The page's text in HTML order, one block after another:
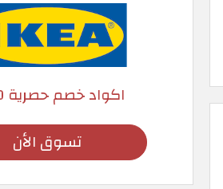
اكواد خصم حصرية 10%
تسوق الأن